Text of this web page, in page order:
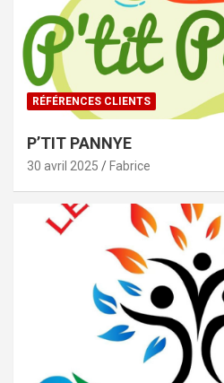
RÉFÉRENCES CLIENTS
P’TIT PANNYE
30 avril 2025 Fabrice